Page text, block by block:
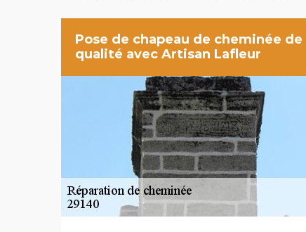
Pose de chapeau de cheminée de
qualité avec Artisan Lafleur